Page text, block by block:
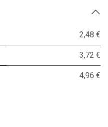
2,48 €
3,72 €
4,96 €